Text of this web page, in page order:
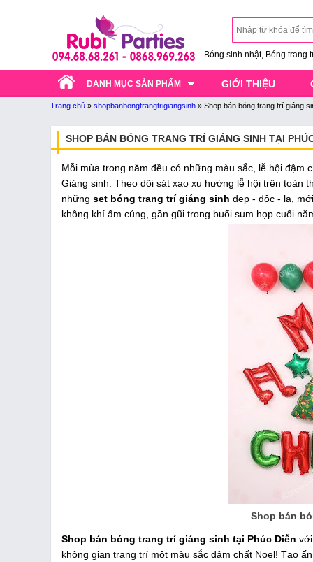
Bóng sinh nhật, Bóng trang
DANH MỤC SẢN PHẨM GIỚI THIỆU
Trang chủ » shopbanbongtrangtrigiangsinh » Shop bán bóng trang trí giáng
SHOP BÁN BÓNG TRANG TRÍ GIÁNG SINH TẠI
Mỗi mùa trong năm đều có những màu sắc, lễ hội
Giáng sinh. Theo dõi sát xao xu hướng lễ hội trên toàn
những set bóng trang trí giáng sinh đẹp - độc - lạ,
không khí ấm cúng, gần gũi trong buổi sum họp cuối
Shop bán
Shop bán bóng trang trí giáng sinh tại Phúc Diễn
không gian trang trí một màu sắc đậm chất Noel! Tạo